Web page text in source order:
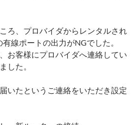
ろ、プロバイダからレンタルされ
線ポートの出力がNGでした。
お客様にプロバイダへ連絡してい
した。
いたというご連絡をいただき設定